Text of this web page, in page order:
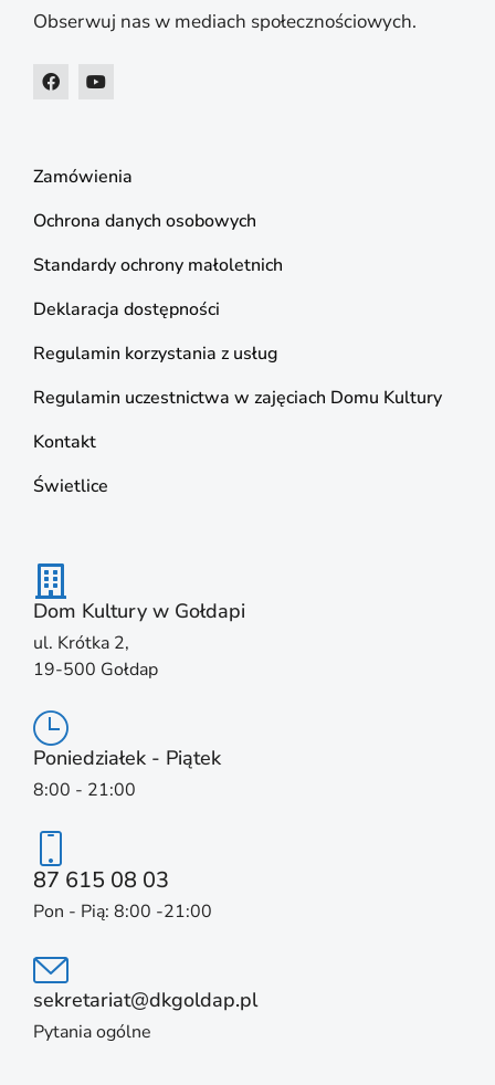
Obserwuj nas w mediach społecznościowych.
Zamówienia
Ochrona danych osobowych
Standardy ochrony małoletnich
Deklaracja dostępności
Regulamin korzystania z usług
Regulamin uczestnictwa w zajęciach Domu Kultury
Kontakt
Świetlice
Dom Kultury w Gołdapi
ul. Krótka 2,
19-500 Gołdap
Poniedziałek - Piątek
8:00 - 21:00
87 615 08 03
Pon - Pią: 8:00 -21:00
sekretariat@dkgoldap.pl
Pytania ogólne